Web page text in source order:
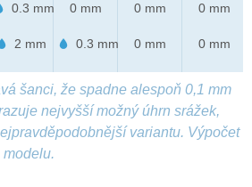
0.3 mm
2 mm
0 mm
0.3 mm
0 mm
0 mm
0 mm
0 mm
šanci, že spadne alespoň 0,1 mm
nejvyšší možný úhrn srážek,
variantu. Výpočet
modelu.